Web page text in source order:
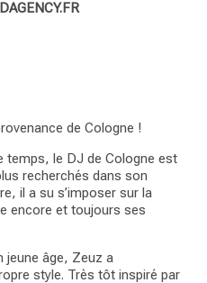
de Cologne !
temps, le DJ de Cologne est
recherchés dans son
il a su s’imposer sur la
encore et toujours ses
jeune âge, Zeuz a
style. Très tôt inspiré par